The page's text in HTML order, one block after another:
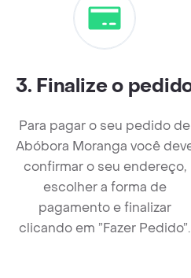
3. Finalize o
Para pagar o seu pedido de
Abóbora Moranga você
confirmar o seu endereço,
escolher a forma de
pagamento e finalizar
clicando em ”Fazer Pedido”.